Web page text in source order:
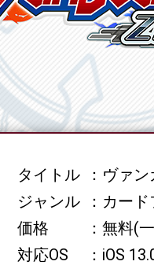
SPECタイトル
ヴァン
ジャンル
カード
価格
無料(
対応OS
iOS